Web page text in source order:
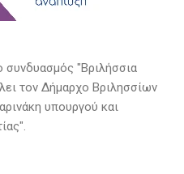
συνδυασμός "Βριλήσσια
τον Δήμαρχο Βριλησσίων
υπουργού και